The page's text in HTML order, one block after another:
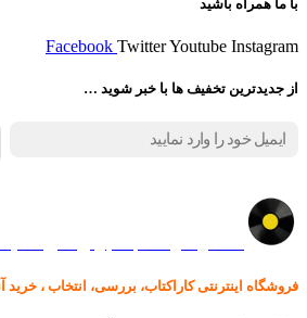
با ما همراه باشید
Facebook TwitterYoutube Instagram
از جدیدترین تخفیف ها با خبر شوید …
فروشگاه اینترنتی کاراکتاب، بررسی، انتخاب ، خرید